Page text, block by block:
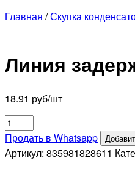
Главная /Скупка
Линия
18.91 руб/шт
Количество
товара
Линия
Продать в Whatsapp
Артикул: 835981828611